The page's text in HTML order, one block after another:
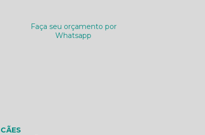
Faça seu orçamento por
Whatsapp